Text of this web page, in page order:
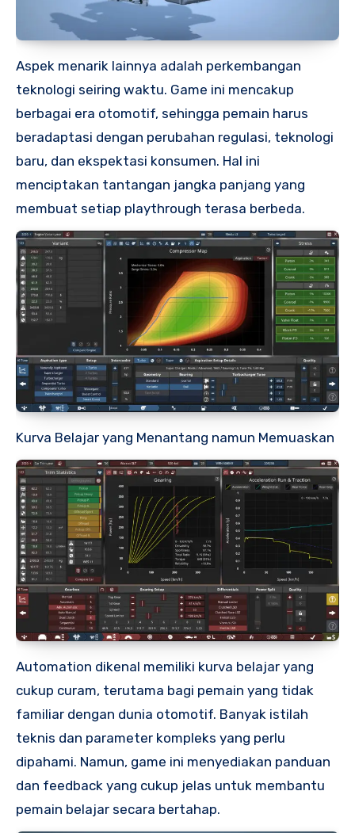
Aspek menarik lainnya adalah perkembangan
teknologi seiring waktu. Game ini mencakup
berbagai era otomotif, sehingga pemain harus
beradaptasi dengan perubahan regulasi, teknologi
baru, dan ekspektasi konsumen. Hal ini
menciptakan tantangan jangka panjang yang
membuat setiap playthrough terasa berbeda.
Kurva Belajar yang Menantang namun Memuaskan
Automation dikenal memiliki kurva belajar yang
cukup curam, terutama bagi pemain yang tidak
familiar dengan dunia otomotif. Banyak istilah
teknis dan parameter kompleks yang perlu
dipahami. Namun, game ini menyediakan panduan
dan feedback yang cukup jelas untuk membantu
pemain belajar secara bertahap.